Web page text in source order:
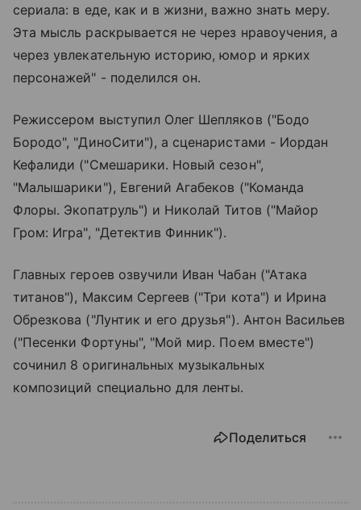
сериала: в еде, как и в жизни, важно знать меру.
Эта мысль раскрывается не через нравоучения, а
через увлекательную историю, юмор и ярких
персонажей" - поделился он.
Режиссером выступил Олег Шепляков ("Бодо
Бородо", "ДиноСити"), а сценаристами - Иордан
Кефалиди ("Смешарики. Новый сезон",
"Малышарики"), Евгений Агабеков ("Команда
Флоры. Экопатруль") и Николай Титов ("Майор
Гром: Игра", "Детектив Финник").
Главных героев озвучили Иван Чабан ("Атака
титанов"), Максим Сергеев ("Три кота") и Ирина
Обрезкова ("Лунтик и его друзья"). Антон Васильев
("Песенки Фортуны", "Мой мир. Поем вместе")
сочинил 8 оригинальных музыкальных
композиций специально для ленты.
Поделиться